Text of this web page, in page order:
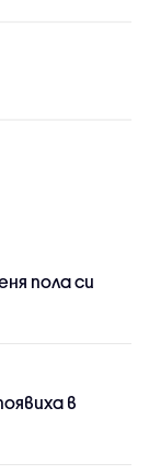
пола си
в